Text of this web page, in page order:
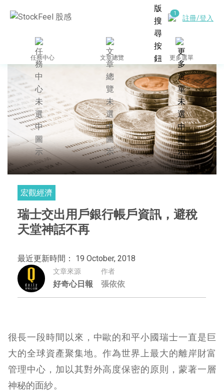
註冊/登入
任務中心 文章總覽 更多選單
宏觀經濟
瑞士交出用戶銀行帳戶資訊，避稅
天堂神話不再
最近更新時間： 19 October, 2018
文章來源
好奇心日報
作者
張依依
很長一段時間以來，中歐的和平小國瑞士一直是巨
大的全球資產聚集地。作為世界上最大的離岸財富
管理中心，加以其對外高度保密的原則，蒙著一層
神秘的面紗。